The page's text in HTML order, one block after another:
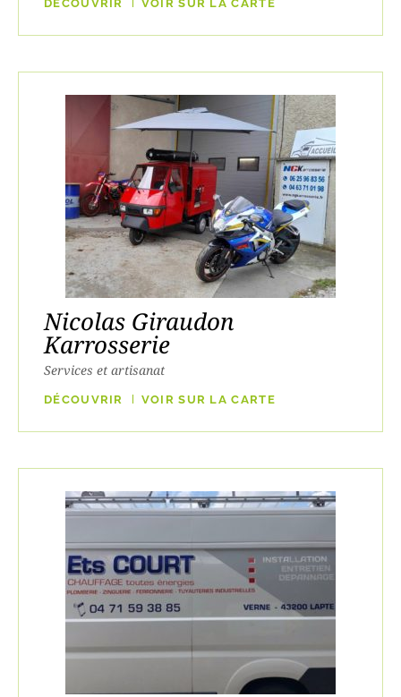
DÉCOUVRIR VOIR SUR LA CARTE
Nicolas Giraudon
Karrosserie
Services et artisanat
DÉCOUVRIR VOIR SUR LA CARTE